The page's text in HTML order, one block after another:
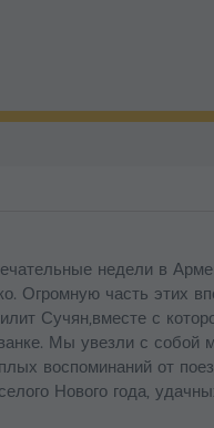
недели в
Огромную часть этих
Сучян,вместе с
Мы увезли с собой
воспоминаний от
Нового года,